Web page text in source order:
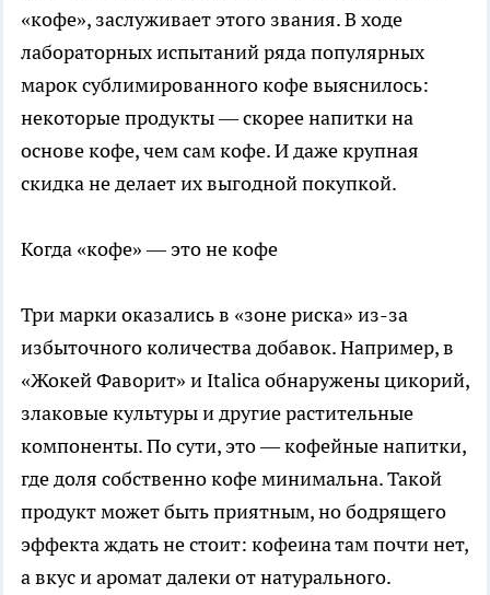
«кофе», заслуживает этого звания. В ходе
лабораторных испытаний ряда популярных
марок сублимированного кофе выяснилось:
некоторые продукты — скорее напитки на
основе кофе, чем сам кофе. И даже крупная
скидка не делает их выгодной покупкой.
Когда «кофе» — это не кофе
Три марки оказались в «зоне риска» из-за
избыточного количества добавок. Например, в
«Жокей Фаворит» и Italica обнаружены цикорий,
злаковые культуры и другие растительные
компоненты. По сути, это — кофейные напитки,
где доля собственно кофе минимальна. Такой
продукт может быть приятным, но бодрящего
эффекта ждать не стоит: кофеина там почти нет,
а вкус и аромат далеки от натурального.